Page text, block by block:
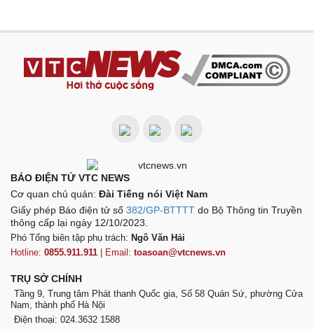
BÁO ĐIỆN TỬ VTC NEWS
Cơ quan chủ quản: Đài Tiếng nói Việt Nam
Giấy phép Báo điện tử số 382/GP-BTTTT do Bộ Thông tin Truyền
thông cấp lại ngày 12/10/2023.
Phó Tổng biên tập phụ trách: Ngô Văn Hải
Hotline: 0855.911.911 | Email: toasoan@vtcnews.vn
TRỤ SỞ CHÍNH
Tầng 9, Trung tâm Phát thanh Quốc gia, Số 58 Quán Sứ, phường Cửa
Nam, thành phố Hà Nội
Điện thoại: 024.3632 1588